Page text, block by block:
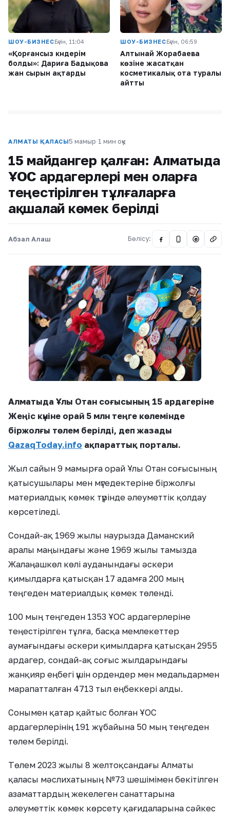
ШОУ-БИЗНЕСБүгін, 11:04
«Қорғансыз күндерім
болды»: Дариға Бадықова
жан сырын ақтарды
ШОУ-БИЗНЕСБүгін, 06:59
Алтынай Жорабаева
көзіне жасатқан
косметикалық ота туралы
айтты
АЛМАТЫ ҚАЛАСЫ5 мамыр·1 мин оқу
15 майдангер қалған: Алматыда
ҰОС ардагерлері мен оларға
теңестірілген тұлғаларға
ақшалай көмек берілді
Абзал Алаш Бөлісу: @
Алматыда Ұлы Отан соғысының 15 ардагеріне
Жеңіс күніне орай 5 млн теңге көлемінде
біржолғы төлем берілді, деп жазады
QazaqToday.info ақпараттық порталы.
Жыл сайын 9 мамырға орай Ұлы Отан соғысының
қатысушылары мен мүгедектеріне біржолғы
материалдық көмек түрінде әлеуметтік қолдау
көрсетіледі.
Сондай-ақ 1969 жылы наурызда Даманский
аралы маңындағы және 1969 жылы тамызда
Жалаңашкөл көлі ауданындағы әскери
қимылдарға қатысқан 17 адамға 200 мың
теңгеден материалдық көмек төленді.
100 мың теңгеден 1353 ҰОС ардагерлеріне
теңестірілген тұлға, басқа мемлекеттер
аумағындағы әскери қимылдарға қатысқан 2955
ардагер, сондай-ақ соғыс жылдарындағы
жанқияр еңбегі үшін ордендер мен медальдармен
марапатталған 4713 тыл еңбеккері алды.
Сонымен қатар қайтыс болған ҰОС
ардагерлерінің 191 жұбайына 50 мың теңгеден
төлем берілді.
Төлем 2023 жылы 8 желтоқсандағы Алматы
қаласы мәслихатының №73 шешімімен бекітілген
азаматтардың жекелеген санаттарына
әлеуметтік көмек көрсету қағидаларына сәйкес